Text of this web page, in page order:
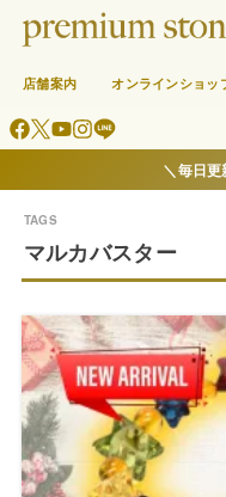
店舗案内 オンラインショッ
＼毎日
マルカバスター